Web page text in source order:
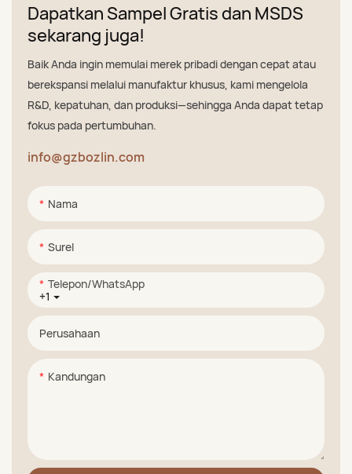
Dapatkan Sampel Gratis dan MSDS
sekarang juga!
Baik Anda ingin memulai merek pribadi dengan cepat atau
berekspansi melalui manufaktur khusus, kami mengelola
R&D, kepatuhan, dan produksi—sehingga Anda dapat tetap
fokus pada pertumbuhan.
info@gzbozlin.com
Nama
Surel
+1
Telepon/WhatsApp
Perusahaan
Kandungan